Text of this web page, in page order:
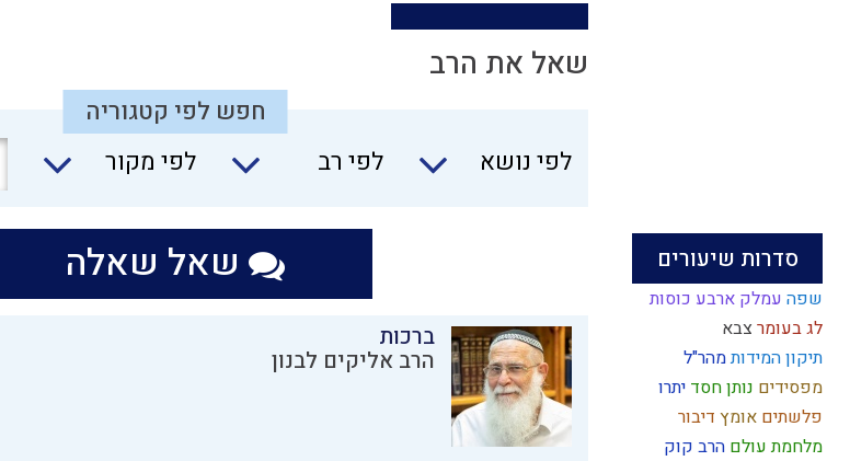
סדרות שיעורים
שפה עמלק ארבע כוסות
לג בעומרצבא
תיקון המידותמהר"ל
מפסידים נותןחסד יתרו
פלשתים אומץ דיבור
מלחמת עולם הרב קוק
שאל את הרב
חפש לפי קטגוריה
לפי נושא
לפי רב לפי מקור
שאל שאלה
ברכות
הרב אליקים לבנון